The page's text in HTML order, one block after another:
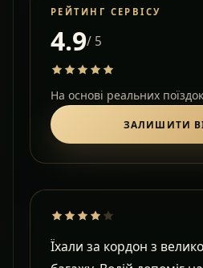
РЕЙТИНГ СЕРВІСУ
4.9/ 5
На основі реальних поїздок
ЗАЛИШИТИ
Їхали за кордон з